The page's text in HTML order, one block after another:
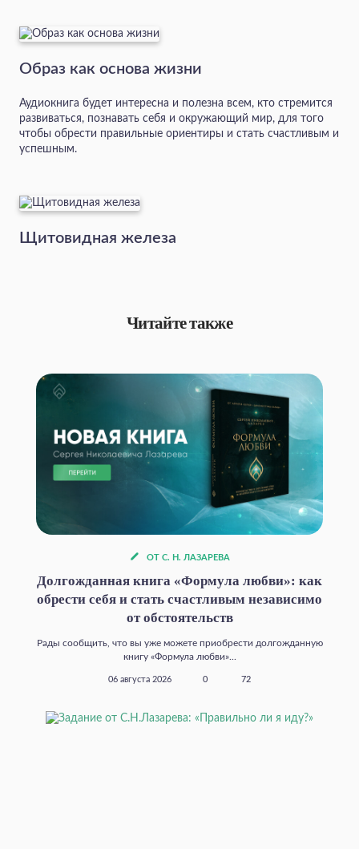
Образ как основа жизни
Аудиокнига будет интересна и полезна всем, кто стремится
развиваться, познавать себя и окружающий мир, для того
чтобы обрести правильные ориентиры и стать счастливым и
успешным.
Щитовидная железа
Читайте также
ОТ С. Н. ЛАЗАРЕВА
Долгожданная книга «Формула любви»: как
обрести себя и стать счастливым независимо
от обстоятельств
Рады сообщить, что вы уже можете приобрести долгожданную
книгу «Формула любви»...
06 августа 2026 0 72